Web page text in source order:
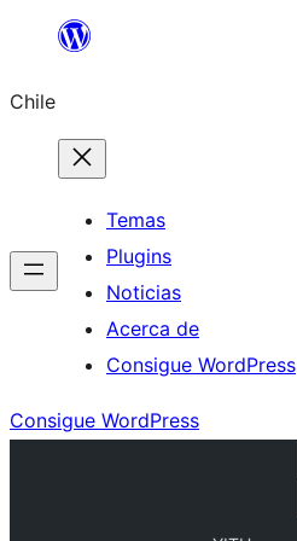
Saltar
contenido
Chile
Temas
Plugins
Noticias
Acerca de
Consigue WordPress
Consigue WordPress